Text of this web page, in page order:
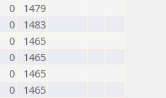
0
1479
0
1483
0
1465
0
1465
0
1465
0
1465